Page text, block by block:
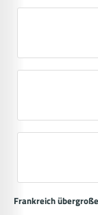
Frankreich